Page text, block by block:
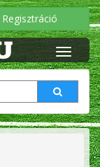
Regisztráció